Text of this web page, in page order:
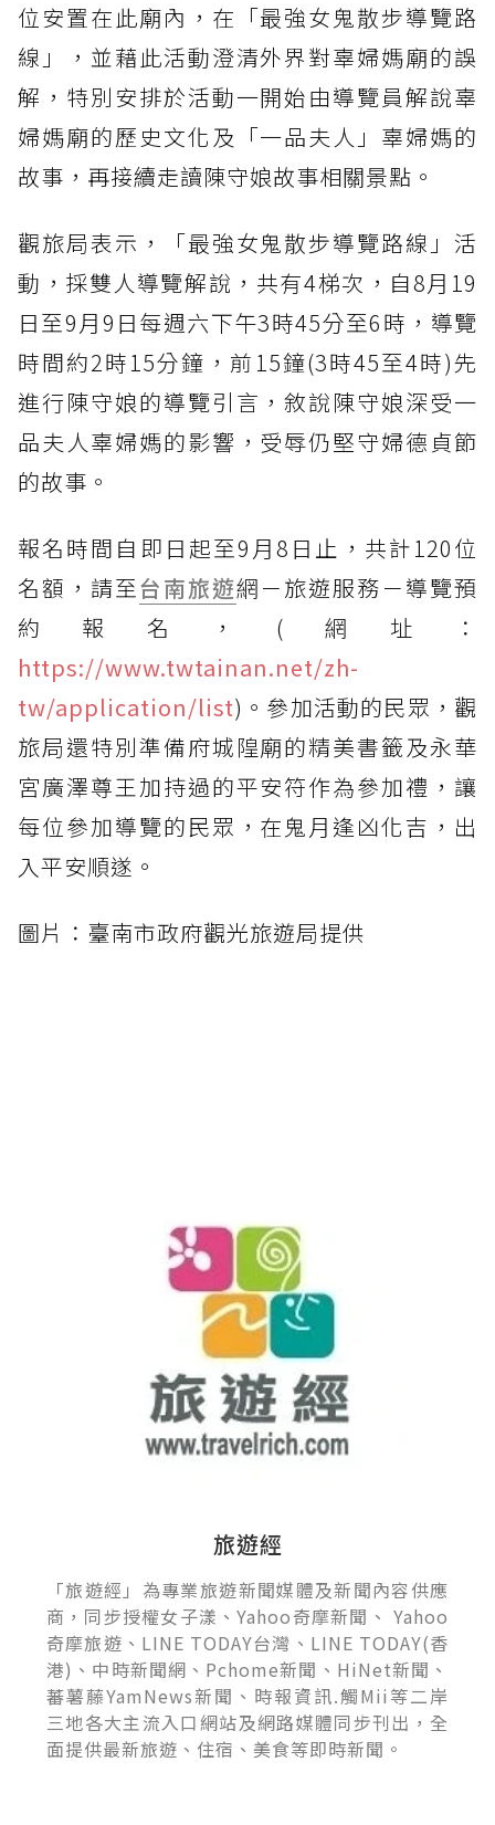
位安置在此廟內，在「最強女鬼散步導覽路
線」，並藉此活動澄清外界對辜婦媽廟的誤
解，特別安排於活動一開始由導覽員解說辜
婦媽廟的歷史文化及「一品夫人」辜婦媽的
故事，再接續走讀陳守娘故事相關景點。
觀旅局表示，「最強女鬼散步導覽路線」活
動，採雙人導覽解說，共有4梯次，自8月19
日至9月9日每週六下午3時45分至6時，導覽
時間約2時15分鐘，前15鐘(3時45至4時)先
進行陳守娘的導覽引言，敘說陳守娘深受一
品夫人辜婦媽的影響，受辱仍堅守婦德貞節
的故事。
報名時間自即日起至9月8日止，共計120位
名額，請至台南旅遊網－旅遊服務－導覽預
約報名，(網址：
https://www.twtainan.net/zh-
tw/application/list)。參加活動的民眾，觀
旅局還特別準備府城隍廟的精美書籤及永華
宮廣澤尊王加持過的平安符作為參加禮，讓
每位參加導覽的民眾，在鬼月逢凶化吉，出
入平安順遂。
圖片：臺南市政府觀光旅遊局提供
旅遊經
「旅遊經」為專業旅遊新聞媒體及新聞內容供應
商，同步授權女子漾、Yahoo奇摩新聞、 Yahoo
奇摩旅遊、LINE TODAY台灣、LINE TODAY(香
港)、中時新聞網、Pchome新聞、HiNet新聞、
蕃薯藤YamNews新聞、時報資訊.觸Mii等二岸
三地各大主流入口網站及網路媒體同步刊出，全
面提供最新旅遊、住宿、美食等即時新聞。